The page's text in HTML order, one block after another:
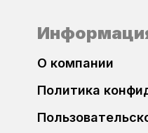
Dacia
Daewoo
Bosch
Bosch
О компании
Политика